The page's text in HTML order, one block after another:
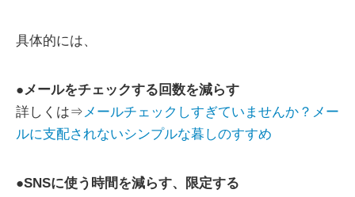
具体的には、
●メールをチェックする回数を減らす
詳しくは⇒メールチェックしすぎていませんか？メー
ルに支配されないシンプルな暮しのすすめ
●SNSに使う時間を減らす、限定する